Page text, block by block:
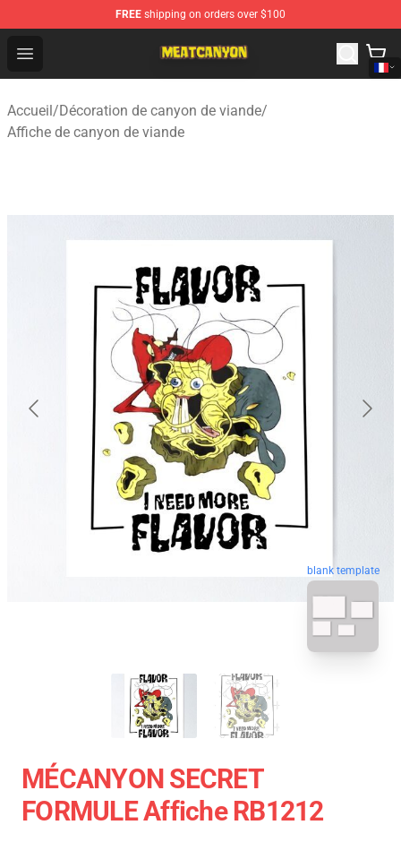
FREE shipping on orders over $100
Open menu
MeatCanyon Shop - Official MeatCanyon Merchandise
Accueil/Décoration de canyon de viande/
Affiche de canyon de viande
blank template
MÉCANYON SECRET
FORMULE Affiche RB1212